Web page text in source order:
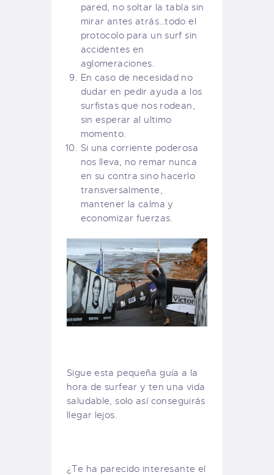
pared, no soltar la tabla sin
mirar antes atrás…todo el
protocolo para un surf sin
accidentes en
aglomeraciones.
En caso de necesidad no
dudar en pedir ayuda a los
surfistas que nos rodean,
sin esperar al ultimo
momento.
Si una corriente poderosa
nos lleva, no remar nunca
en su contra sino hacerlo
transversalmente,
mantener la calma y
economizar fuerzas.
Sigue esta pequeña guía a la
hora de surfear y ten una vida
saludable, solo así conseguirás
llegar lejos.
¿Te ha parecido interesante el